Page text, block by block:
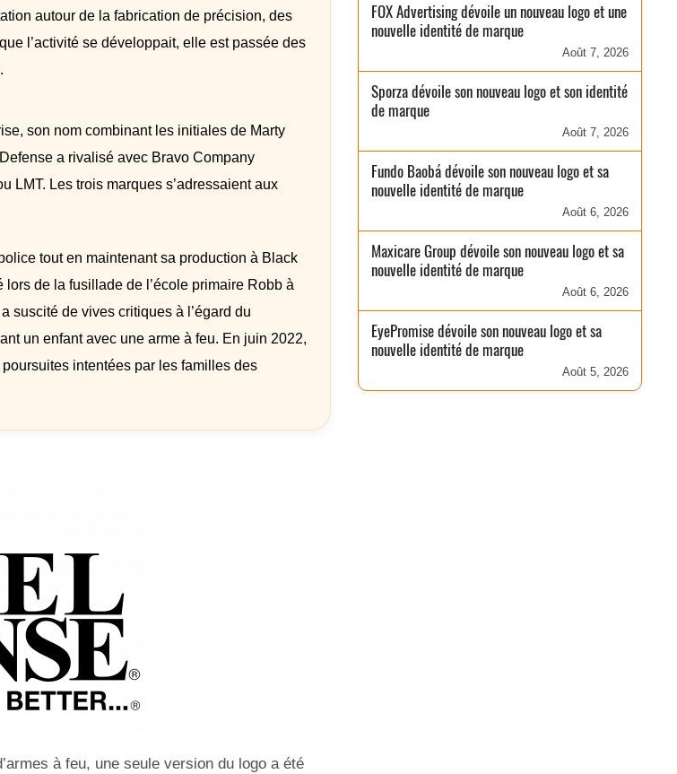
autour de la fabrication de précision, des
l’activité se développait, elle est passée des
son nom combinant les initiales de Marty
a rivalisé avec Bravo Company
LMT. Les trois marques s’adressaient aux
tout en maintenant sa production à Black
de la fusillade de l’école primaire Robb à
suscité de vives critiques à l’égard du
un enfant avec une arme à feu. En juin 2022,
intentées par les familles des
à feu, une seule version du logo a été
FOX Advertising dévoile un nouveau logo et une
nouvelle identité de marque
Août 7, 2026
Sporza dévoile son nouveau logo et son identité
de marque
Août 7, 2026
Fundo Baobá dévoile son nouveau logo et sa
nouvelle identité de marque
Août 6, 2026
Maxicare Group dévoile son nouveau logo et sa
nouvelle identité de marque
Août 6, 2026
EyePromise dévoile son nouveau logo et sa
nouvelle identité de marque
Août 5, 2026